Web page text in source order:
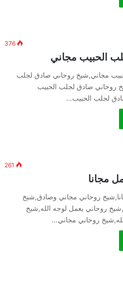
376
الحبيب مجاني
مجاني,شيخ روحاني صادق لجلب
روحاني صادق لجلب الحبيب
لجلب الحبيب…
261
مجانا
روحاني مجاني وصادق,شيخ
روحاني يعمل لوجه الله,شيخ
روحاني مجاني…